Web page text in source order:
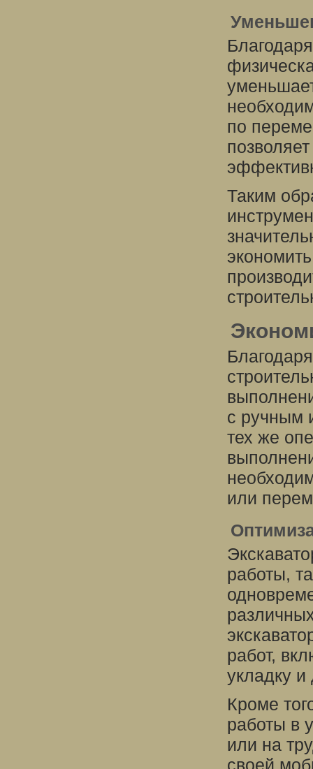
по
Таким
с ручным
тех же
или
работы,
работ,
укладку
Кроме
работы в
или на
своей